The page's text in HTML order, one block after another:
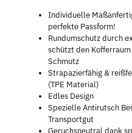
Individuelle
perfekte Passform!
Rundumschutz durch
schützt den
Schmutz
Strapazierfähig &
(TPE Material)
Edles Design
Spezielle Antirutsch
Transportgut
Geruchsneutral dank